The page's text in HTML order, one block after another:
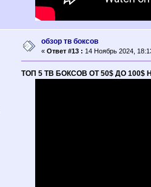
обзор тв боксов
« Ответ #13 : 14 Ноябрь 2024,
ТОП 5 ТВ БОКСОВ ОТ 50$ ДО